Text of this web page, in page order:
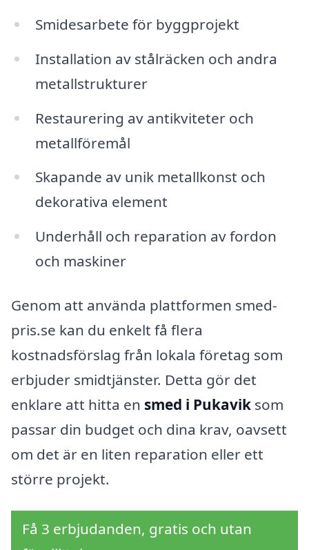
Smidesarbete för byggprojekt
Installation av stålräcken och andra
metallstrukturer
Restaurering av antikviteter och
metallföremål
Skapande av unik metallkonst och
dekorativa element
Underhåll och reparation av fordon
och maskiner
Genom att använda plattformen smed-
pris.se kan du enkelt få flera
kostnadsförslag från lokala företag som
erbjuder smidtjänster. Detta gör det
enklare att hitta en smed i Pukavik som
passar din budget och dina krav, oavsett
om det är en liten reparation eller ett
större projekt.
Få 3 erbjudanden, gratis och utan